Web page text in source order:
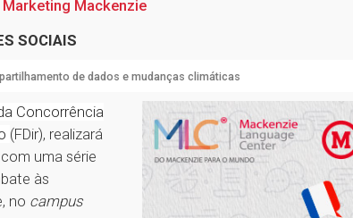
Mackenzie
SOCIAIS
de dados e mudanças climáticas
Concorrência
(FDir), realizará
com uma série
às
no campus